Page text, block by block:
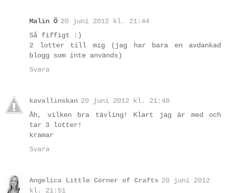
Malin Ö 20 juni 2012 kl. 21:44
Så fiffigt :)
2 lotter till mig (jag har bara en avdankad
blogg som inte används)
Svara
kavallinskan 20 juni 2012 kl. 21:48
Åh, vilken bra tävling! Klart jag är med och
tar 3 lotter!
kramar
Svara
Angelica Little Corner of Crafts 20 juni 2012
kl. 21:51